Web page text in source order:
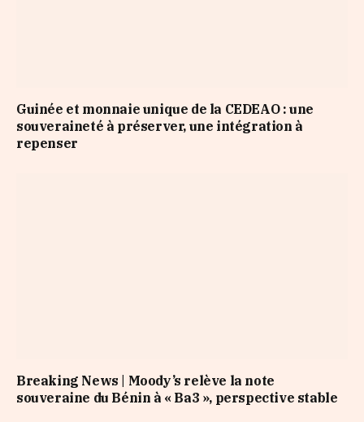
Guinée et monnaie unique de la CEDEAO : une
souveraineté à préserver, une intégration à
repenser
Breaking News | Moody’s relève la note
souveraine du Bénin à « Ba3 », perspective stable